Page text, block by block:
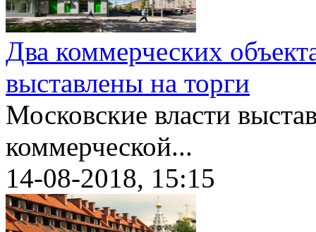
Два коммерческих
выставлены на торги
Московские власти
коммерческой...
14-08-2018, 15:15